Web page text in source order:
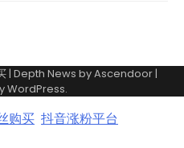
| Depth News byAscendoor |
WordPress.
购买 抖音涨粉平台